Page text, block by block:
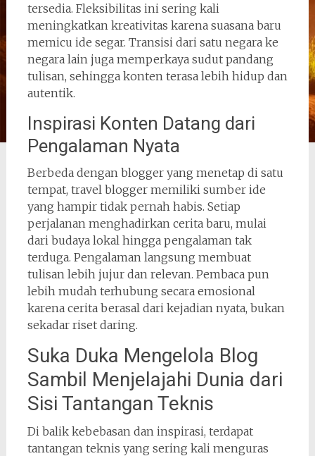
tersedia. Fleksibilitas ini sering kali
meningkatkan kreativitas karena suasana baru
memicu ide segar. Transisi dari satu negara ke
negara lain juga memperkaya sudut pandang
tulisan, sehingga konten terasa lebih hidup dan
autentik.
Inspirasi Konten Datang dari
Pengalaman Nyata
Berbeda dengan blogger yang menetap di satu
tempat, travel blogger memiliki sumber ide
yang hampir tidak pernah habis. Setiap
perjalanan menghadirkan cerita baru, mulai
dari budaya lokal hingga pengalaman tak
terduga. Pengalaman langsung membuat
tulisan lebih jujur dan relevan. Pembaca pun
lebih mudah terhubung secara emosional
karena cerita berasal dari kejadian nyata, bukan
sekadar riset daring.
Suka Duka Mengelola Blog
Sambil Menjelajahi Dunia dari
Sisi Tantangan Teknis
Di balik kebebasan dan inspirasi, terdapat
tantangan teknis yang sering kali menguras